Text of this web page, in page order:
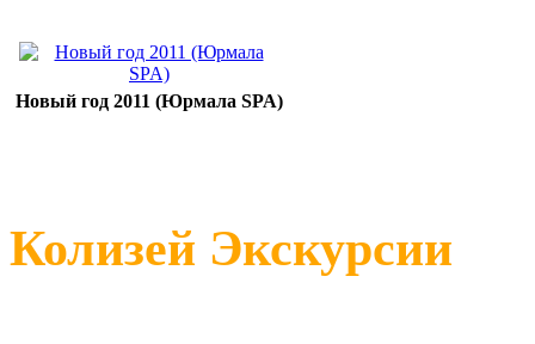
Новый год 2011 (Юрмала SPA)
Колизей